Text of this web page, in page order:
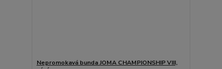
Nepromokavá bunda JOMA CHAMPIONSHIP VIII,